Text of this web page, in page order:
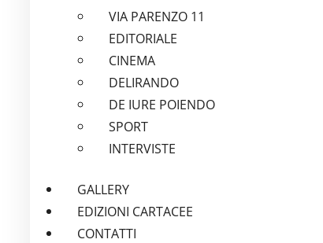
VIA PARENZO 11
EDITORIALE
CINEMA
DELIRANDO
DE IURE POIENDO
SPORT
INTERVISTE
GALLERY
EDIZIONI CARTACEE
CONTATTI